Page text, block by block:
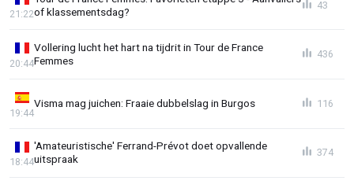
of klassementsdag?
21:22
43
Vollering lucht het hart na tijdrit in Tour de France
Femmes
20:44
436
Visma mag juichen: Fraaie dubbelslag in Burgos
19:44
116
'Amateuristische' Ferrand-Prévot doet opvallende
uitspraak
18:44
374